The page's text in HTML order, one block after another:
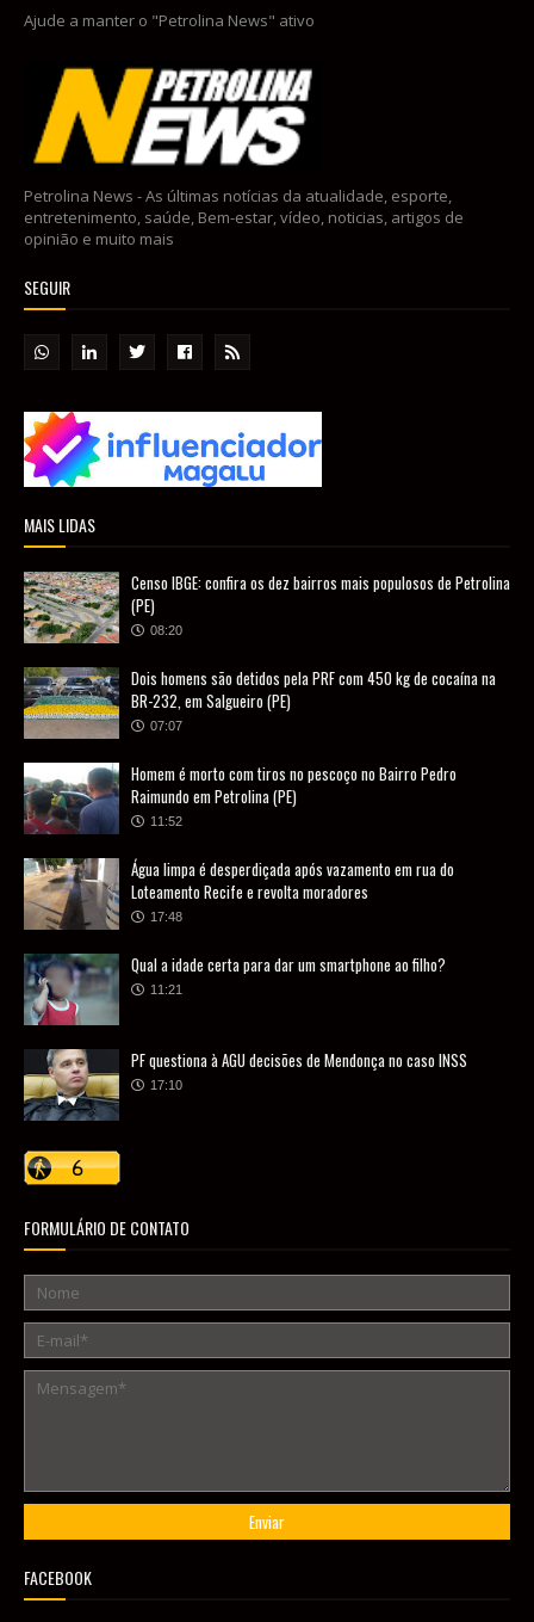
Ajude a manter o "Petrolina News" ativo
Petrolina News - As últimas notícias da atualidade, esporte,
entretenimento, saúde, Bem-estar, vídeo, noticias, artigos de
opinião e muito mais
SEGUIR
MAIS LIDAS
Censo IBGE: confira os dez bairros mais populosos de Petrolina
(PE)
08:20
Dois homens são detidos pela PRF com 450 kg de cocaína na
BR-232, em Salgueiro (PE)
07:07
Homem é morto com tiros no pescoço no Bairro Pedro
Raimundo em Petrolina (PE)
11:52
Água limpa é desperdiçada após vazamento em rua do
Loteamento Recife e revolta moradores
17:48
Qual a idade certa para dar um smartphone ao filho?
11:21
PF questiona à AGU decisões de Mendonça no caso INSS
17:10
FORMULÁRIO DE CONTATO
FACEBOOK